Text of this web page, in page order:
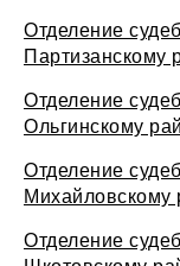
Отделение
Партизанскому
Отделение
Ольгинскому
Отделение
Михайловскому
Отделение